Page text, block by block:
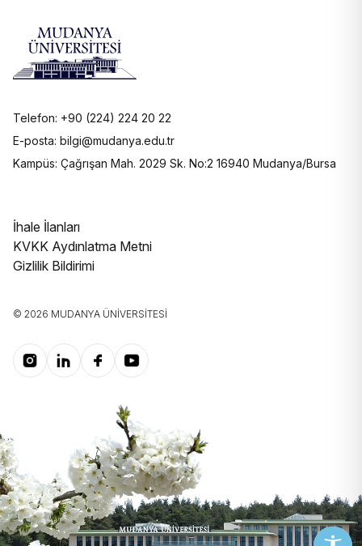
Telefon: +90 (224) 224 20 22
E-posta: bilgi@mudanya.edu.tr
Kampüs: Çağrışan Mah. 2029 Sk. No:2 16940 Mudanya/Bursa
İhale İlanları
KVKK Aydınlatma Metni
Gizlilik Bildirimi
© 2026 MUDANYA ÜNIVERSITESI